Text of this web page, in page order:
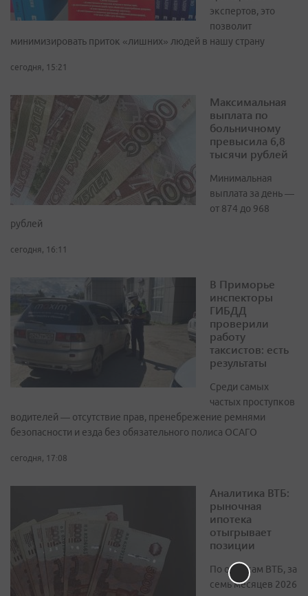
экспертов, это
позволит
минимизировать приток «лишних» людей в нашу страну
сегодня, 15:21
Максимальная
выплата по
больничному
превысила 6,8
тысячи рублей
Минимальная
выплата за день —
от 874 до 968
рублей
сегодня, 16:11
В Приморье
инспекторы
ГИБДД
проверили
работу
таксистов: есть
результаты
Среди самых
частых проступков
водителей — отсутствие прав, пренебрежение ремнями
безопасности и езда без обязательного полиса ОСАГО
сегодня, 17:08
Аналитика ВТБ:
рыночная
ипотека
отыгрывает
позиции
По оценкам ВТБ, за
семь месяцев 2026